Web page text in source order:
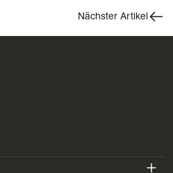
Nächster Artikel